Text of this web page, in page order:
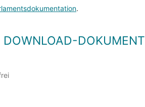
.
DOWNLOAD-DOKUMENT